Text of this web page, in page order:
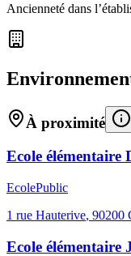
Ancienneté dans
À proximité
Ecole élémentaire
EcolePublic
1 rue Hauterive, 90200
Ecole élémentaire